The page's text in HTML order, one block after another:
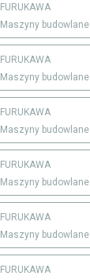
FURUKAWA
Maszyny budowlane
FURUKAWA
Maszyny budowlane
FURUKAWA
Maszyny budowlane
FURUKAWA
Maszyny budowlane
FURUKAWA
Maszyny budowlane
FURUKAWA